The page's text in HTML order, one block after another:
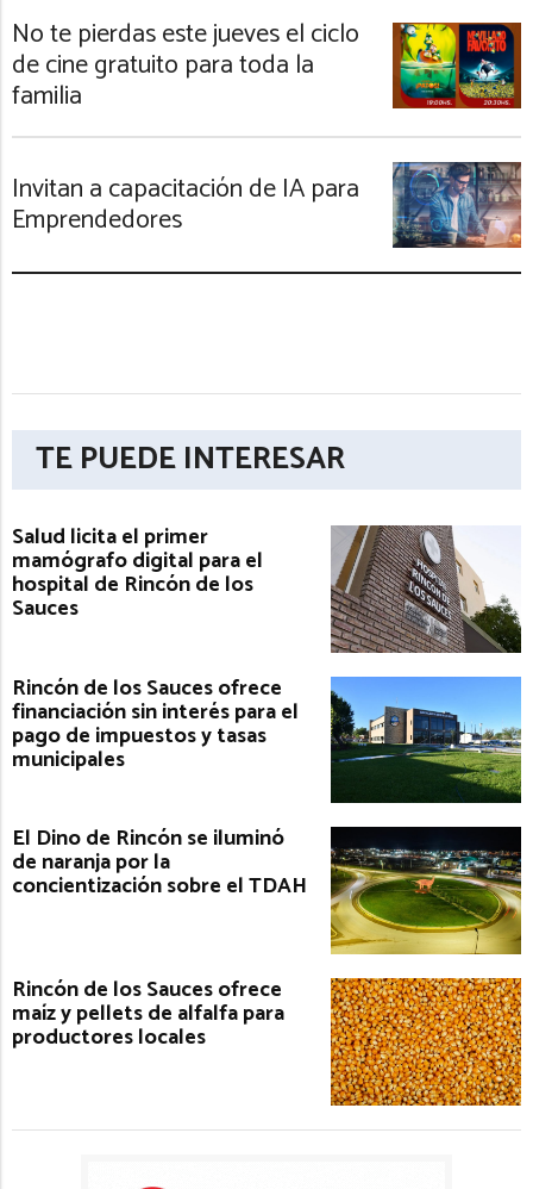
No te pierdas este jueves el ciclo
de cine gratuito para toda la
familia
Invitan a capacitación de IA para
Emprendedores
TE PUEDE INTERESAR
Salud licita el primer
mamógrafo digital para el
hospital de Rincón de los
Sauces
Rincón de los Sauces ofrece
financiación sin interés para el
pago de impuestos y tasas
municipales
El Dino de Rincón se iluminó
de naranja por la
concientización sobre el TDAH
Rincón de los Sauces ofrece
maíz y pellets de alfalfa para
productores locales